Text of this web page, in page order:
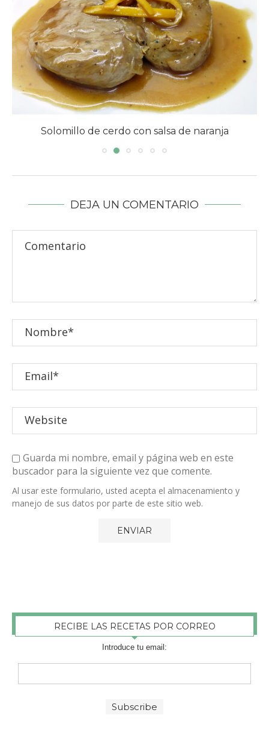
Solomillo de cerdo con salsa de naranja
DEJA UN COMENTARIO
Guarda mi nombre, email y página web en este
buscador para la siguiente vez que comente.
Al usar este formulario, usted acepta el almacenamiento y
manejo de sus datos por parte de este sitio web.
RECIBE LAS RECETAS POR CORREO
Introduce tu email: